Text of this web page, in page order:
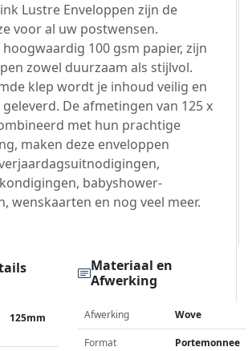
Lustre Enveloppen zijn de
voor al uw postwensen.
100 gsm papier, zijn
zowel duurzaam als stijlvol.
klep wordt je inhoud veilig en
De afmetingen van 125 x
met hun prachtige
maken deze enveloppen
babyshower-
wenskaarten en nog veel meer.
125mm
Materiaal en
Afwerking
Afwerking Wove
Format Portemonnee